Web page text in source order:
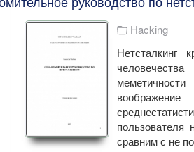
Hacking
Нетсталкинг
воображение
пользователя
сравним с не